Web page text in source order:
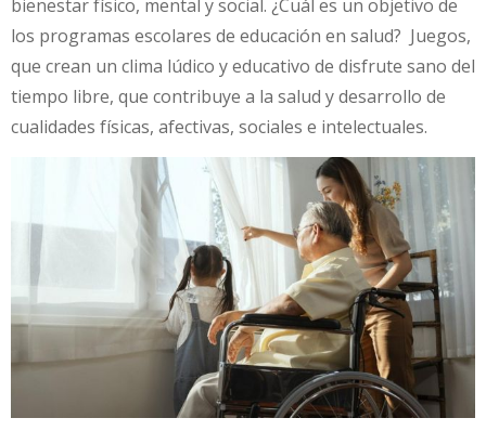
bienestar físico, mental y social. ¿Cuál es un objetivo de
los programas escolares de educación en salud? ­ Juegos,
que crean un clima lúdico y educativo de disfrute sano del
tiempo libre, que contribuye a la salud y desarrollo de
cualidades físicas, afectivas, sociales e intelectuales.